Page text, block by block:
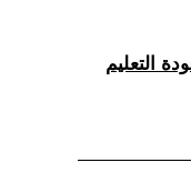
التعليم